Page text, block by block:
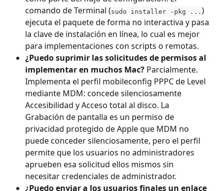
comando de Terminal (sudo installer -pkg ... )
ejecuta el paquete de forma no interactiva y pasa
la clave de instalación en línea, lo cual es mejor
para implementaciones con scripts o remotas.
¿Puedo suprimir las solicitudes de permisos al
implementar en muchos Mac? Parcialmente.
Implementa el perfil mobileconfig PPPC de Level
mediante MDM: concede silenciosamente
Accesibilidad y Acceso total al disco. La
Grabación de pantalla es un permiso de
privacidad protegido de Apple que MDM no
puede conceder silenciosamente, pero el perfil
permite que los usuarios no administradores
aprueben esa solicitud ellos mismos sin
necesitar credenciales de administrador.
¿Puedo enviar a los usuarios finales un enlace